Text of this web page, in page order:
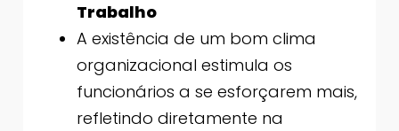
Trabalho
A existência de um bom clima
organizacional estimula os
funcionários a se esforçarem mais,
refletindo diretamente na